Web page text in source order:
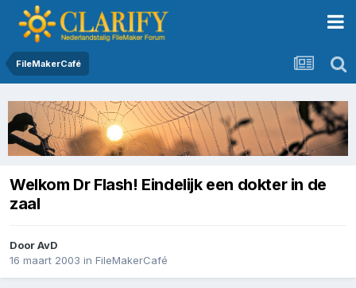
FileMakerCafé
Welkom Dr Flash! Eindelijk een dokter in de
zaal
DoorAvD
16 maart 2003 in FileMakerCafé